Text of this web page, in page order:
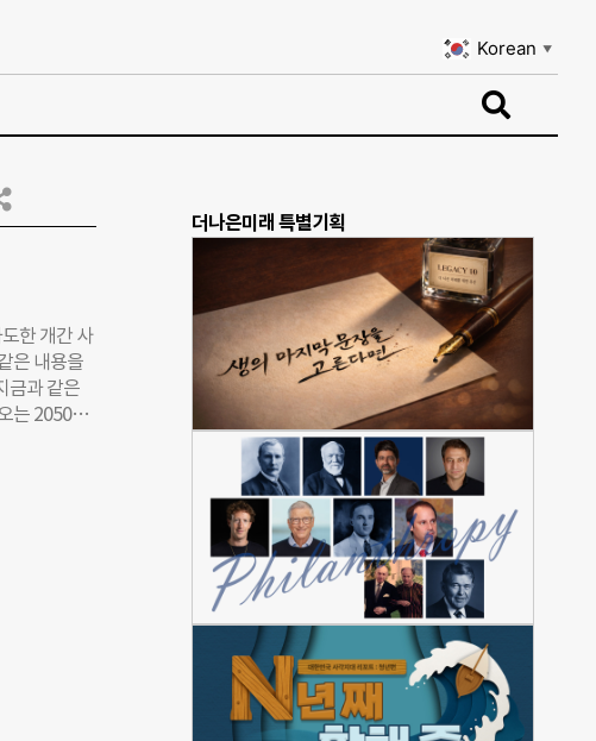
Korean ▼
한 개간 사
은 내용을
금과 같은
는 2050년
더나은미래 특별기획